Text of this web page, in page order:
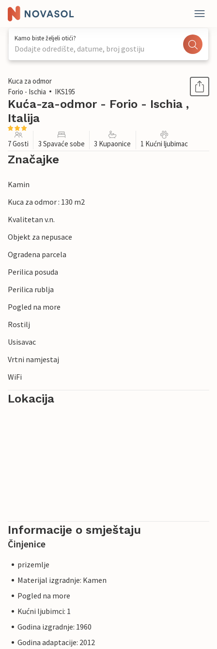
Kamo biste željeli otići?
Dodajte odredište, datume, broj gostiju
1 / 20
Kuca za odmor
Forio - Ischia
IKS195
Kuća-za-odmor - Forio - Ischia ,
Italija
7 Gosti 3 Spavaće sobe 3 Kupaonice 1 Kućni ljubimac
Značajke
Kamin
Kuca za odmor : 130 m2
Kvalitetan v.n.
Objekt za nepusace
Ogradena parcela
Perilica posuda
Perilica rublja
Pogled na more
Rostilj
Usisavac
Vrtni namjestaj
WiFi
Lokacija
Informacije o smještaju
Činjenice
prizemlje
Materijal izgradnje: Kamen
Pogled na more
Kućni ljubimci: 1
Godina izgradnje: 1960
Godina adaptacije: 2012